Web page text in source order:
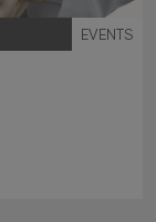
EVENTS